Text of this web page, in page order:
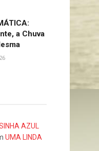
a Chuva
AZUL
UMA LINDA